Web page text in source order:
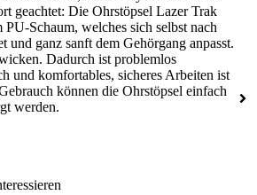
geachtet: Die Ohrstöpsel Lazer Trak
PU-Schaum, welches sich selbst nach
und ganz sanft dem Gehörgang anpasst.
Dadurch ist problemlos
und komfortables, sicheres Arbeiten ist
können die Ohrstöpsel einfach
werden.